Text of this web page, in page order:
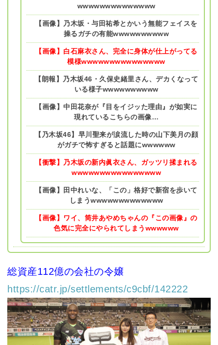
wwwwwwwwwwwwww
【画像】乃木坂・与田祐希とかいう無能フェイスを
操るガチの有能wwwwwwwwww
【画像】白石麻衣さん、完全に身体が仕上がってる
模様wwwwwwwwwwwwwww
【朗報】乃木坂46・久保史緒里さん、デカくなって
いる様子wwwwwwwwww
【画像】中田花奈が『目をイジッた理由』が如実に
現れているこちらの画像…
【乃木坂46】早川聖来が涙流した時の山下美月の顔
がガチで怖すぎると話題にwwwwww
【衝撃】乃木坂の新内眞衣さん、ガッツリ揉まれる
wwwwwwwwwwwwwwww
【画像】田中れいな、「この」格好で新宿を歩いて
しまうwwwwwwwwwwwww
【画像】ワイ、筒井あやめちゃんの『この画像』の
色気に完全にやられてしまうwwwwww
総資産112億の会社の令嬢
https://catr.jp/settlements/c9cbf/142222